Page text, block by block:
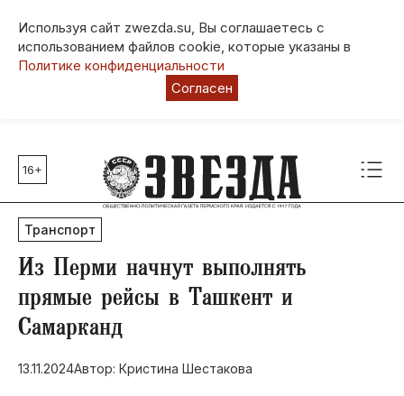
Используя сайт zwezda.su, Вы соглашаетесь с
использованием файлов cookie, которые указаны в
Политике конфиденциальности
Согласен
Главные темы
80 лет Победы
Молодежная столица РФ
СВО
Выборы в Пермском крае
Социальная поддержка
Инфраструктура
Благоустройство
16+
Транспорт
​Из Перми начнут выполнять
прямые рейсы в Ташкент и
Самарканд
13.11.2024Автор: Кристина Шестакова